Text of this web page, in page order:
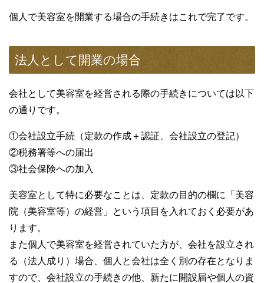
個人で美容室を開業する場合の手続きはこれで完了です。
法人として開業の場合
会社として美容室を経営される際の手続きについては以下
の通りです。
①会社設立手続（定款の作成＋認証、会社設立の登記）
②税務署等への届出
③社会保険への加入
美容室として特に必要なことは、定款の目的の欄に「美容
院（美容室等）の経営」という項目を入れておく必要があ
ります。
また個人で美容室を経営されていた方が、会社を設立され
る（法人成り）場合、個人と会社は全く別の存在となりま
すので、会社設立の手続きの他、新たに開設届や個人の資